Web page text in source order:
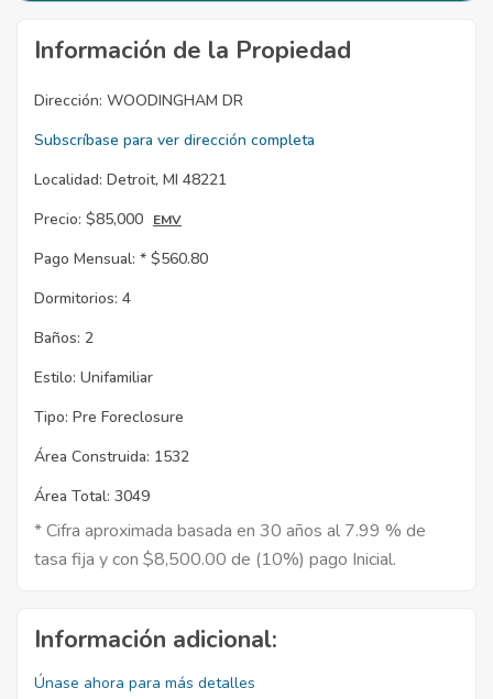
Información de la Propiedad
Dirección: WOODINGHAM DR
Subscríbase para ver dirección completa
Localidad: Detroit, MI 48221
Precio: $85,000 EMV
Pago Mensual: * $560.80
Dormitorios: 4
Baños: 2
Estilo: Unifamiliar
Tipo: Pre Foreclosure
Área Construida: 1532
Área Total: 3049
* Cifra aproximada basada en 30 años al 7.99 % de
tasa fija y con $8,500.00 de (10%) pago Inicial.
Información adicional:
Únase ahora para más detalles